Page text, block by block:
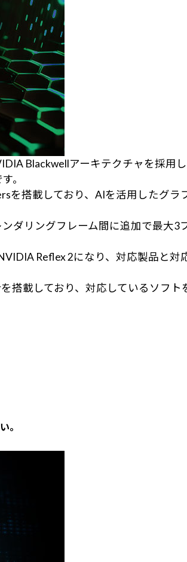
Blackwellアーキテクチャを採用
。
を搭載しており、AIを活用したグ
ダリングフレーム間に追加で最大
Reflex 2になり、対応製品と
搭載しており、対応しているソフ
。